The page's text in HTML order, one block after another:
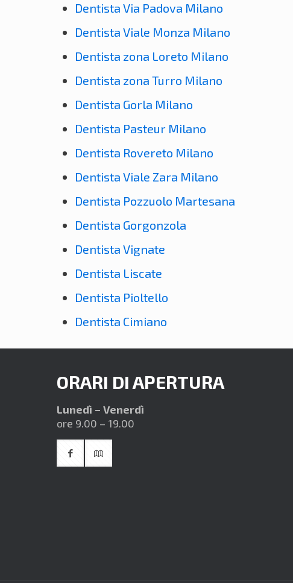
Dentista Via Padova Milano
Dentista Viale Monza Milano
Dentista zona Loreto Milano
Dentista zona Turro Milano
Dentista Gorla Milano
Dentista Pasteur Milano
Dentista Rovereto Milano
Dentista Viale Zara Milano
Dentista Pozzuolo Martesana
Dentista Gorgonzola
Dentista Vignate
Dentista Liscate
Dentista Pioltello
Dentista Cimiano
ORARI DI APERTURA
Lunedì – Venerdì
ore 9.00 – 19.00